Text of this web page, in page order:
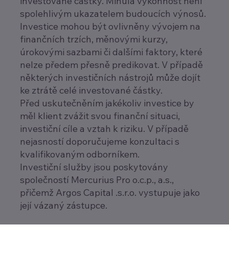
spolehlivým ukazatelem budoucích výnosů.
Investice mohou být ovlivněny vývojem na
finančních trzích, měnovými kurzy,
úrokovými sazbami či dalšími faktory, které
nelze předem přesně predikovat. V případě
některých investičních nástrojů může dojít
ke ztrátě celé investované částky.
Před uskutečněním jakékoliv investice by
měl klient zvážit svou finanční situaci,
investiční cíle a vztah k riziku. V případě
nejasností doporučujeme konzultaci s
kvalifikovaným odborníkem.
Investiční služby jsou poskytovány
společností Mercurius Pro o.c.p., a.s.,
přičemž Argos Capital .s.r.o. vystupuje jako
její vázaný zástupce.